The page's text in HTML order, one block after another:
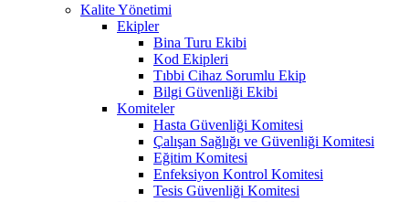
Kalite Yönetimi
Ekipler
Bina Turu Ekibi
Kod Ekipleri
Tıbbi Cihaz Sorumlu Ekip
Bilgi Güvenliği Ekibi
Komiteler
Hasta Güvenliği Komitesi
Çalışan Sağlığı ve Güvenliği Komitesi
Eğitim Komitesi
Enfeksiyon Kontrol Komitesi
Tesis Güvenliği Komitesi